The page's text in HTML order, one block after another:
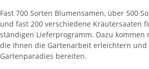
Fast 700 Sorten Blumensamen, über 500
und fast 200 verschiedene Kräutersaaten
ständigen Lieferprogramm. Dazu kommen
die Ihnen die Gartenarbeit erleichtern und
Gartenparadies bereiten.